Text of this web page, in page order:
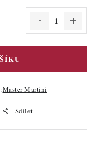
Master Martini
Sdílet